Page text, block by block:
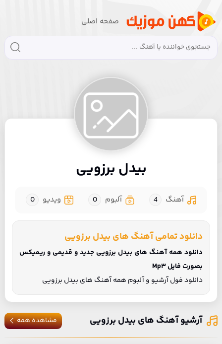
صفحه اصلی
بیدل برزویی
آهنگ 4 آلبوم 0 ویدیو 0
دانلود تمامی آهنگ های بیدل برزویی
دانلود همه آهنگ های بیدل برزویی جدید و قدیمی و ریمیکس
بصورت فایل Mp3
دانلود فول آرشیو و آلبوم همه آهنگ های بیدل برزویی
آرشیو آهنگ های بیدل برزویی مشاهده همه